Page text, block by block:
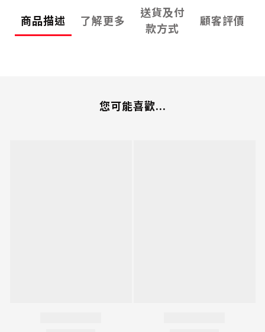
商品描述 了解更多
送貨及付
款方式
顧客評價
您可能喜歡...